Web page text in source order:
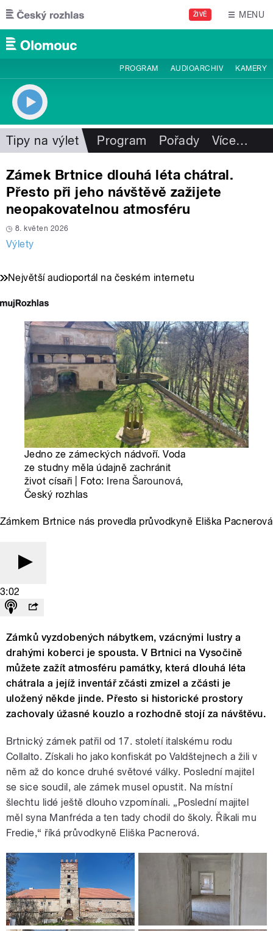
Přejít k hlavnímu obsahu
ŽIVĚ MENU
PROGRAM AUDIOARCHIV KAMERY
Tipy na výlet Program Pořady Více…
Zámek Brtnice dlouhá léta chátral.
Přesto při jeho návštěvě zažijete
neopakovatelnou atmosféru
8. květen 2026
Výlety
Největší audioportál na českém internetu
Jedno ze zámeckých nádvoří. Voda
ze studny měla údajně zachránit
život císaři | Foto: Irena Šarounová,
Český rozhlas
Zámkem Brtnice nás provedla průvodkyně Eliška Pacnerová
3:02
Zámků vyzdobených nábytkem, vzácnými lustry a
drahými koberci je spousta. V Brtnici na Vysočině
můžete zažít atmosféru památky, která dlouhá léta
chátrala a jejíž inventář zčásti zmizel a zčásti je
uložený někde jinde. Přesto si historické prostory
zachovaly úžasné kouzlo a rozhodně stojí za návštěvu.
Brtnický zámek patřil od 17. století italskému rodu
Collalto. Získali ho jako konfiskát po Valdštejnech a žili v
něm až do konce druhé světové války. Poslední majitel
se sice soudil, ale zámek musel opustit. Na místní
šlechtu lidé ještě dlouho vzpomínali. „Poslední majitel
měl syna Manfréda a ten tady chodil do školy. Říkali mu
Fredie,“ říká průvodkyně Eliška Pacnerová.